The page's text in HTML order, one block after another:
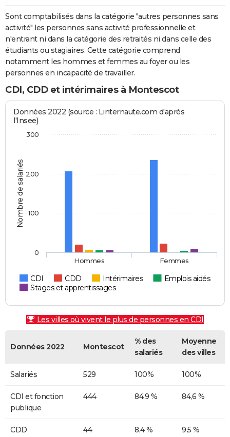
Sont comptabilisés dans la catégorie "autres personnes sans
activité" les personnes sans activité professionnelle et
n'entrant ni dans la catégorie des retraités ni dans celle des
étudiants ou stagiaires. Cette catégorie comprend
notamment les hommes et femmes au foyer ou les
personnes en incapacité de travailler.
CDI, CDD et intérimaires à Montescot
Nombre de salariés
Données 2022 (source : Linternaute.com d'après
l'Insee)
CDI CDD Intérimaires
Emplois aidés
Stages et apprentissages
Hommes Femmes
0
100
200
300
Les villes où vivent le plus de personnes en CDI
Données 2022 Montescot
% des
salariés
Moyenne
des villes
Salariés 529 100% 100%
CDI et fonction
publique
444 84,9 % 84,6 %
CDD 44 8,4 % 9,5 %